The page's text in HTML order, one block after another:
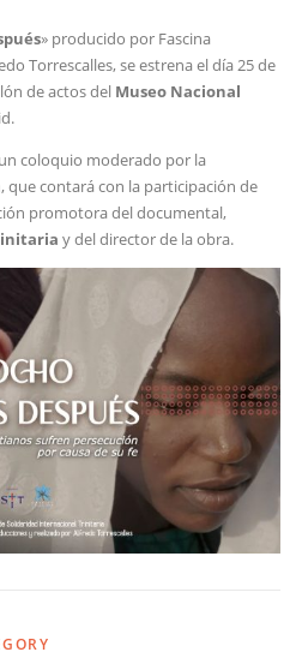
» producido por Fascina
Torrescalles, se estrena el día 25 de
de actos del Museo Nacional
coloquio moderado por la
, que contará con la participación de
promotora del documental,
y del director de la obra.